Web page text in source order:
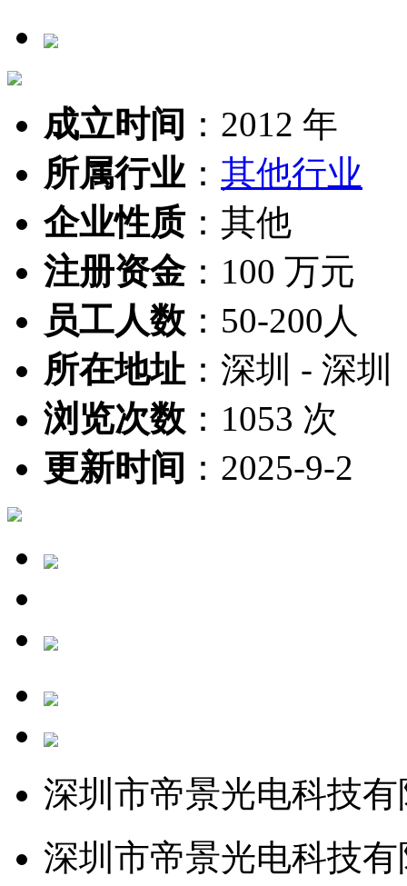
成立时间 ： 2012 年
所属行业： 其他行业
企业性质： 其他
注册资金： 100 万元
员工人数 ： 50-200人
所在地址 ： 深圳 - 深圳
浏览次数 ： 1053 次
更新时间 ： 2025-9-2
深圳市帝景光电科技
深圳市帝景光电科技